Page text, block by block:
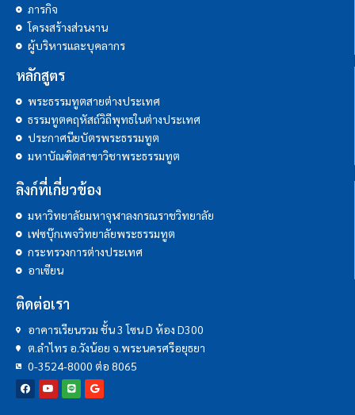
ภารกิจ
โครงสร้างส่วนงาน
ผู้บริหารและบุคลากร
หลักสูตร
พระธรรมทูตสายต่างประเทศ
ธรรมทูตคฤหัสถ์วิถีพุทธในต่างประเทศ
ประกาศนียบัตรพระธรรมทูต
มหาบัณฑิตสาขาวิชาพระธรรมทูต
ลิงก์ที่เกี่ยวข้อง
มหาวิทยาลัยมหาจุฬาลงกรณราชวิทยาลัย
เฟซบุ๊กเพจวิทยาลัยพระธรรมทูต
กระทรวงการต่างประเทศ
อาเซียน
ติดต่อเรา
อาคารเรียนรวม ชั้น 3 โซน D ห้อง D300
ต.ลำไทร อ.วังน้อย จ.พระนครศรีอยุธยา
0-3524-8000 ต่อ 8065